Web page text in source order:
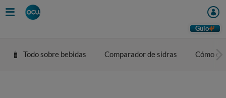
Guio
Todo sobre bebidas Comparador de sidras Cómo